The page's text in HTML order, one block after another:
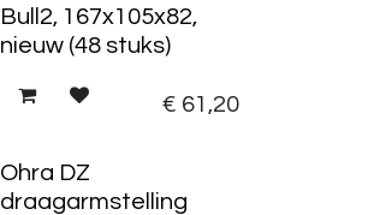
Bull2, 167x105x82,
nieuw (48 stuks)
€ 61,20
Ohra DZ
draagarmstelling